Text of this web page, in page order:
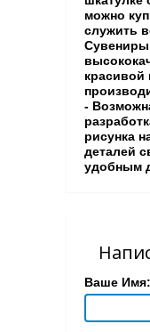
можно
служить
Сувениры
красивой
-
рисунка
деталей
удобным
Ваше Имя: